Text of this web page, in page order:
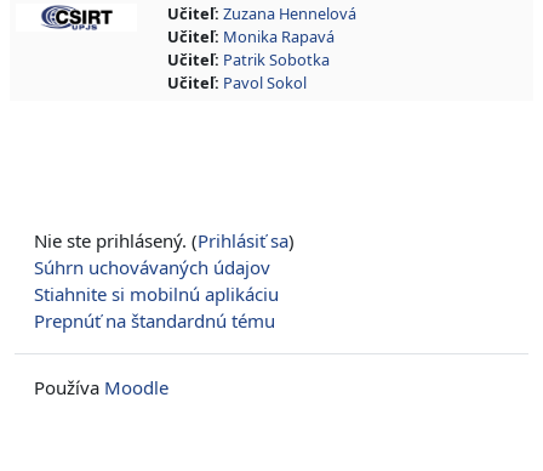
Učiteľ: Zuzana Hennelová
Učiteľ: Monika Rapavá
Učiteľ: Patrik Sobotka
Učiteľ: Pavol Sokol
Nie ste prihlásený. (Prihlásiť sa)
Súhrn uchovávaných údajov
Stiahnite si mobilnú aplikáciu
Prepnúť na štandardnú tému
Používa Moodle